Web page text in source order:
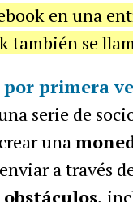
en una
también se
primera
serie de
una
a través
obstáculos,